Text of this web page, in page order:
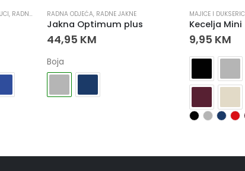
, RADNA ODJEĆA ,RADNE JAKNE
RADNA ODJEĆA, RADNE JAKNE
Jakna Optimum plus
44,95 KM
Boja
MAJICE I
Kecelja Mini
9,95 KM